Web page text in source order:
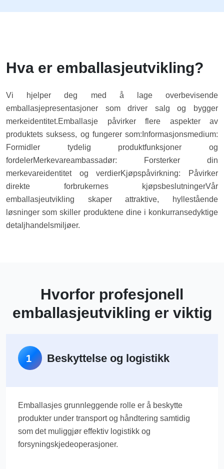
Hva er emballasjeutvikling?
Vi hjelper deg med å lage overbevisende
emballasjepresentasjoner som driver salg og bygger
merkeidentitet.Emballasje påvirker flere aspekter av
produktets suksess, og fungerer som: Informasjonsmedium:
Formidler tydelig produktfunksjoner og
fordelerMerkevareambassadør: Forsterker din
merkevareidentitet og verdierKjøpspåvirkning: Påvirker
direkte forbrukernes kjøpsbeslutningerVår
emballasjeutvikling skaper attraktive, hyllestående
løsninger som skiller produktene dine i konkurransedyktige
detaljhandelsmiljøer.
Hvorfor profesjonell
emballasjeutvikling er viktig
1 Beskyttelse og logistikk
Emballasjes grunnleggende rolle er å beskytte
produkter under transport og håndtering samtidig
som det muliggjør effektiv logistikk og
forsyningskjedeoperasjoner.